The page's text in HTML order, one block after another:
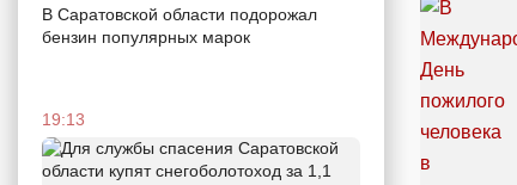
В Саратовской области подорожал
бензин популярных марок
19:13